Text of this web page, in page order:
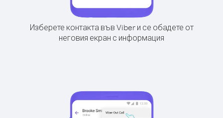
Изберете контакта във Viber и се обадете от
неговия екран с информация